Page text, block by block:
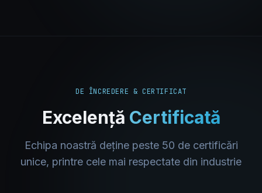
DE ÎNCREDERE & CERTIFICAT
Excelență Certificată
Echipa noastră deține peste 50 de certificări
unice, printre cele mai respectate din industrie